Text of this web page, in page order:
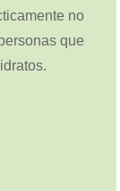
no
que